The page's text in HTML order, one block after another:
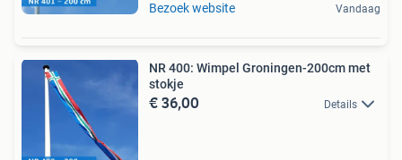
Bezoek website Vandaag
NR 400: Wimpel Groningen-200cm met
stokje
€ 36,00 Details